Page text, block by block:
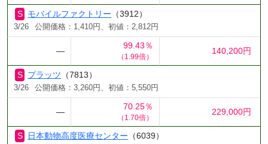
モバイルファクトリー （3912）
3/26 公開価格：1,410円、初値：2,812円
―
99.43％
（1.99倍）
140,200円
プラッツ （7813）
3/26 公開価格：3,260円、初値：5,550円
―
70.25％
（1.70倍）
229,000円
日本動物高度医療センター （6039）